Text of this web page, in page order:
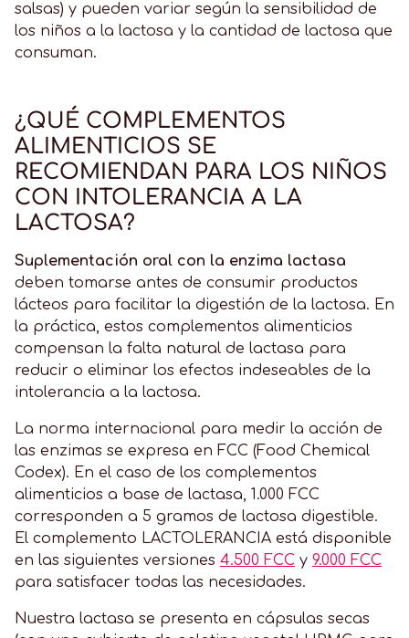
salsas) y pueden variar según la sensibilidad de
los niños a la lactosa y la cantidad de lactosa que
consuman.
¿QUÉ COMPLEMENTOS
ALIMENTICIOS SE
RECOMIENDAN PARA LOS NIÑOS
CON INTOLERANCIA A LA
LACTOSA?
Suplementación oral con la enzima lactasa
deben tomarse antes de consumir productos
lácteos para facilitar la digestión de la lactosa. En
la práctica, estos complementos alimenticios
compensan la falta natural de lactasa para
reducir o eliminar los efectos indeseables de la
intolerancia a la lactosa.
La norma internacional para medir la acción de
las enzimas se expresa en FCC (Food Chemical
Codex). En el caso de los complementos
alimenticios a base de lactasa, 1.000 FCC
corresponden a 5 gramos de lactosa digestible.
El complemento LACTOLERANCIA está disponible
en las siguientes versiones 4.500 FCC y 9.000 FCC
para satisfacer todas las necesidades.
Nuestra lactasa se presenta en cápsulas secas